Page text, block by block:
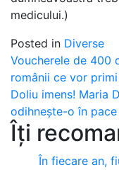
medicului.)
Posted in Diverse
Post
navigation
Voucherele de 400
românii ce vor
Doliu imens! Maria
odihnește-o în
Îți
În fiecare an,